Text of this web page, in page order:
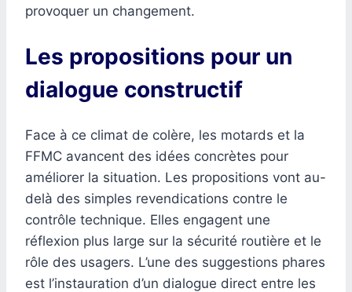
provoquer un changement.
Les propositions pour un
dialogue constructif
Face à ce climat de colère, les motards et la
FFMC avancent des idées concrètes pour
améliorer la situation. Les propositions vont au-
delà des simples revendications contre le
contrôle technique. Elles engagent une
réflexion plus large sur la sécurité routière et le
rôle des usagers. L’une des suggestions phares
est l’instauration d’un dialogue direct entre les